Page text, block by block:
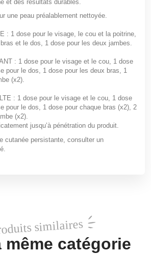
et des résultats durables.
une peau préalablement nettoyée.
: 1 dose pour le visage, le cou et la poitrine,
et le dos, 1 dose pour les deux jambes.
: 1 dose pour le visage et le cou, 1 dose
pour le dos, 1 dose pour les deux bras, 1
(x2).
: 1 dose pour le visage et le cou, 1 dose
pour le dos, 1 dose pour chaque bras (x2), 2
(x2).
jusqu’à pénétration du produit.
cutanée persistante, consulter un
similaires
même catégorie